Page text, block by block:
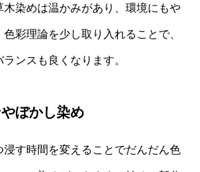
木染めは温かみがあり、環境にもや
彩理論を少し取り入れることで、
ンスも良くなります。
ぼかし染め
浸す時間を変えることでだんだん色